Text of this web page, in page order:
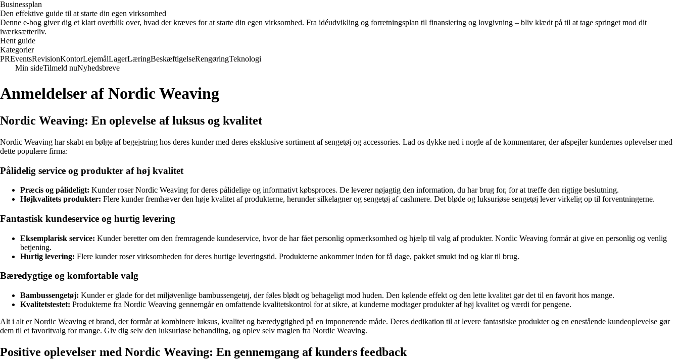
Businessplan
Den effektive guide til at starte din egen virksomhed
Denne e-bog giver dig et klart overblik over, hvad der kræves for at starte din egen virksomhed. Fra idéudvikling og forretningsplan til finansiering og lovgivning – bliv klædt på til at tage springet mod dit
iværksætterliv.
Hent guide
Kategorier
PREventsRevisionKontorLejemålLagerLæringBeskæftigelseRengøringTeknologi
Min sideTilmeld nuNyhedsbreve
Anmeldelser af Nordic Weaving
Nordic Weaving: En oplevelse af luksus og kvalitet
Nordic Weaving har skabt en bølge af begejstring hos deres kunder med deres eksklusive sortiment af sengetøj og accessories. Lad os dykke ned i nogle af de kommentarer, der afspejler kundernes oplevelser med
dette populære firma:
Pålidelig service og produkter af høj kvalitet
Præcis og pålideligt: Kunder roser Nordic Weaving for deres pålidelige og informativt købsproces. De leverer nøjagtig den information, du har brug for, for at træffe den rigtige beslutning.
Højkvalitets produkter: Flere kunder fremhæver den høje kvalitet af produkterne, herunder silkelagner og sengetøj af cashmere. Det bløde og luksuriøse sengetøj lever virkelig op til forventningerne.
Fantastisk kundeservice og hurtig levering
Eksemplarisk service: Kunder beretter om den fremragende kundeservice, hvor de har fået personlig opmærksomhed og hjælp til valg af produkter. Nordic Weaving formår at give en personlig og venlig
betjening.
Hurtig levering: Flere kunder roser virksomheden for deres hurtige leveringstid. Produkterne ankommer inden for få dage, pakket smukt ind og klar til brug.
Bæredygtige og komfortable valg
Bambussengetøj: Kunder er glade for det miljøvenlige bambussengetøj, der føles blødt og behageligt mod huden. Den kølende effekt og den lette kvalitet gør det til en favorit hos mange.
Kvalitetstestet: Produkterne fra Nordic Weaving gennemgår en omfattende kvalitetskontrol for at sikre, at kunderne modtager produkter af høj kvalitet og værdi for pengene.
Alt i alt er Nordic Weaving et brand, der formår at kombinere luksus, kvalitet og bæredygtighed på en imponerende måde. Deres dedikation til at levere fantastiske produkter og en enestående kundeoplevelse gør
dem til et favoritvalg for mange. Giv dig selv den luksuriøse behandling, og oplev selv magien fra Nordic Weaving.
Positive oplevelser med Nordic Weaving: En gennemgang af kunders feedback